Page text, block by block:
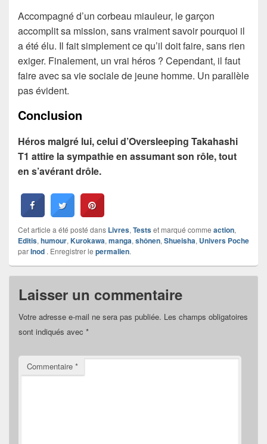
Accompagné d’un corbeau miauleur, le garçon
accomplit sa mission, sans vraiment savoir pourquoi il
a été élu. Il fait simplement ce qu’il doit faire, sans rien
exiger. Finalement, un vrai héros ? Cependant, il faut
faire avec sa vie sociale de jeune homme. Un parallèle
pas évident.
Conclusion
Héros malgré lui, celui d’Oversleeping Takahashi
T1 attire la sympathie en assumant son rôle, tout
en s’avérant drôle.
Cet article a été posté dans Livres, Testset marqué comme action,
Editis, humour, Kurokawa, manga, shônen, Shueisha, Univers Poche
parInod . Enregistrer le permalien.
Laisser un commentaire
Votre adresse e-mail ne sera pas publiée. Les champs obligatoires
sont indiqués avec *
Commentaire *